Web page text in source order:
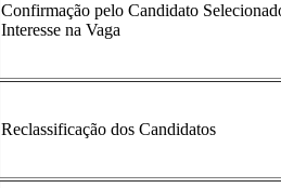
Confirmação pelo Candidato
Interesse na Vaga
Reclassificação dos Candidatos